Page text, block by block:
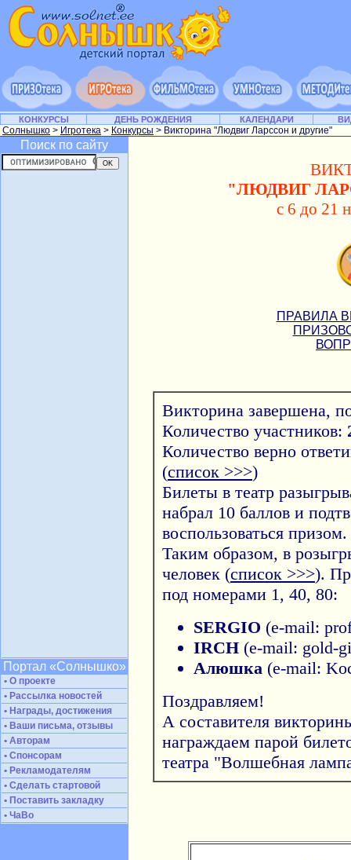
КОНКУРСЫ ДЕНЬ РОЖДЕНИЯ КАЛЕНДАРИ
Солнышко > Игротека > Конкурсы > Викторина "Людвиг Ларссон и другие"
Поиск по сайту
Портал «Солнышко»
• О проекте
• Рассылка новостей
• Награды, достижения
• Ваши письма, отзывы
• Авторам
• Спонсорам
• Рекламодателям
• Сделать стартовой
• Поставить закладку
• ЧаВо
"ЛЮДВИГ
с 6 до 21
ПРАВИЛА
Викторина завершена,
Количество участников:
Количество верно
(список >>>)
Билеты в театр
набрал 10 баллов и
воспользоваться призом.
Таким образом, в
человек (список >>>).
под номерами 1, 40, 80:
SERGIO (e-mail:
IRCH (e-mail: gold-
Алюшка (e-mail:
Поздравляем!
А составителя
награждаем парой
театра "Волшебная